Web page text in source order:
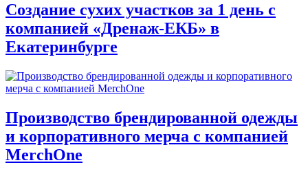
Создание сухих участков за 1 день с
компанией «Дренаж-ЕКБ» в
Екатеринбурге
Производство брендированной одежды
и корпоративного мерча с компанией
MerchOne